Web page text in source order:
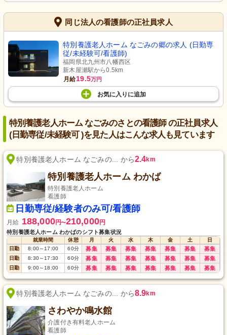
同じ法人の看護師の正社員求人
特別養護老人ホーム なごみの郷の求人 (日勤専
従/未経験可/看護師)
福岡県北九州市八幡西区
新木屋瀬駅から0.5km
月給19.5万円
お気に入り に追加
特別養護老人ホーム なごみのさとの看護師 の正社員求人
(日勤専従/未経験可 )を見た人はこんな求人も見ています
特別養護老人ホーム なごみの... から2.4km
特別養護老人ホーム わかば
特別養護老人ホーム
看護師
日勤専従/経験者のみ可/看護師
月給 188,000円〜210,000円
特別養護老人ホーム わかばのシフト募集状況
就業時間 休憩 月 火 水 木 金 土
日
日勤
8:00～17:00 60分 募集 募集 募集 募集 募集 募集 募集
日勤 8:30～17:30 60分 募集 募集 募集 募集 募集 募集 募集
日勤 9:00～18:00 60分 募集 募集 募集 募集 募集 募集 募集
特別養護老人ホーム なごみの... から8.9km
さわやか鳴水館
介護付き有料老人ホーム
看護師